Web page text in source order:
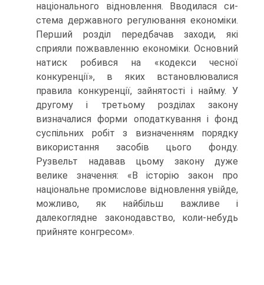
національного відновлення. Вводилася си­
стема державного регулювання економіки.
Перший розділ передба­чав заходи, які
сприяли пожвавленню економіки. Основний
натиск робився на «кодекси чесної
конкуренції», в яких встановлювалися
правила конкуренції, зайнятості і найму. У
другому і третьому роз­ділах закону
визначалися форми оподаткування і фонд
суспільних робіт з визначенням порядку
використання засобів цього фонду.
Рузвельт надавав цьому закону дуже
велике значення: «В історію закон про
національне промислове відновлення увійде,
можливо, як найбільш важливе і
далекоглядне законодавство, коли-небудь
прийняте конгресом».